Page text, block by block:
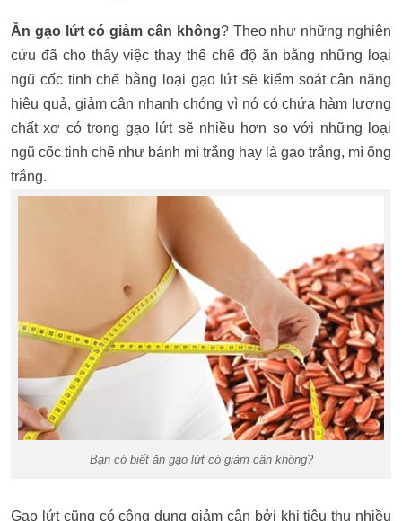
Ăn gạo lứt có giảm cân không? Theo như những nghiên
cứu đã cho thấy việc thay thế chế độ ăn bằng những loại
ngũ cốc tinh chế bằng loại gạo lứt sẽ kiểm soát cân nặng
hiệu quả, giảm cân nhanh chóng vì nó có chứa hàm lượng
chất xơ có trong gạo lứt sẽ nhiều hơn so với những loại
ngũ cốc tinh chế như bánh mì trắng hay là gạo trắng, mì ống
trắng.
Bạn có biết ăn gạo lứt có giảm cân không?
Gạo lứt cũng có công dụng giảm cân bởi khi tiêu thụ nhiều